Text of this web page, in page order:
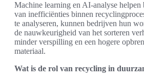
Machine learning en AI-analyse
van inefficiënties binnen
te analyseren, kunnen bedrijven hun
de nauwkeurigheid van het sorteren
minder verspilling en een hogere
materiaal.
Wat is de rol van recycling in